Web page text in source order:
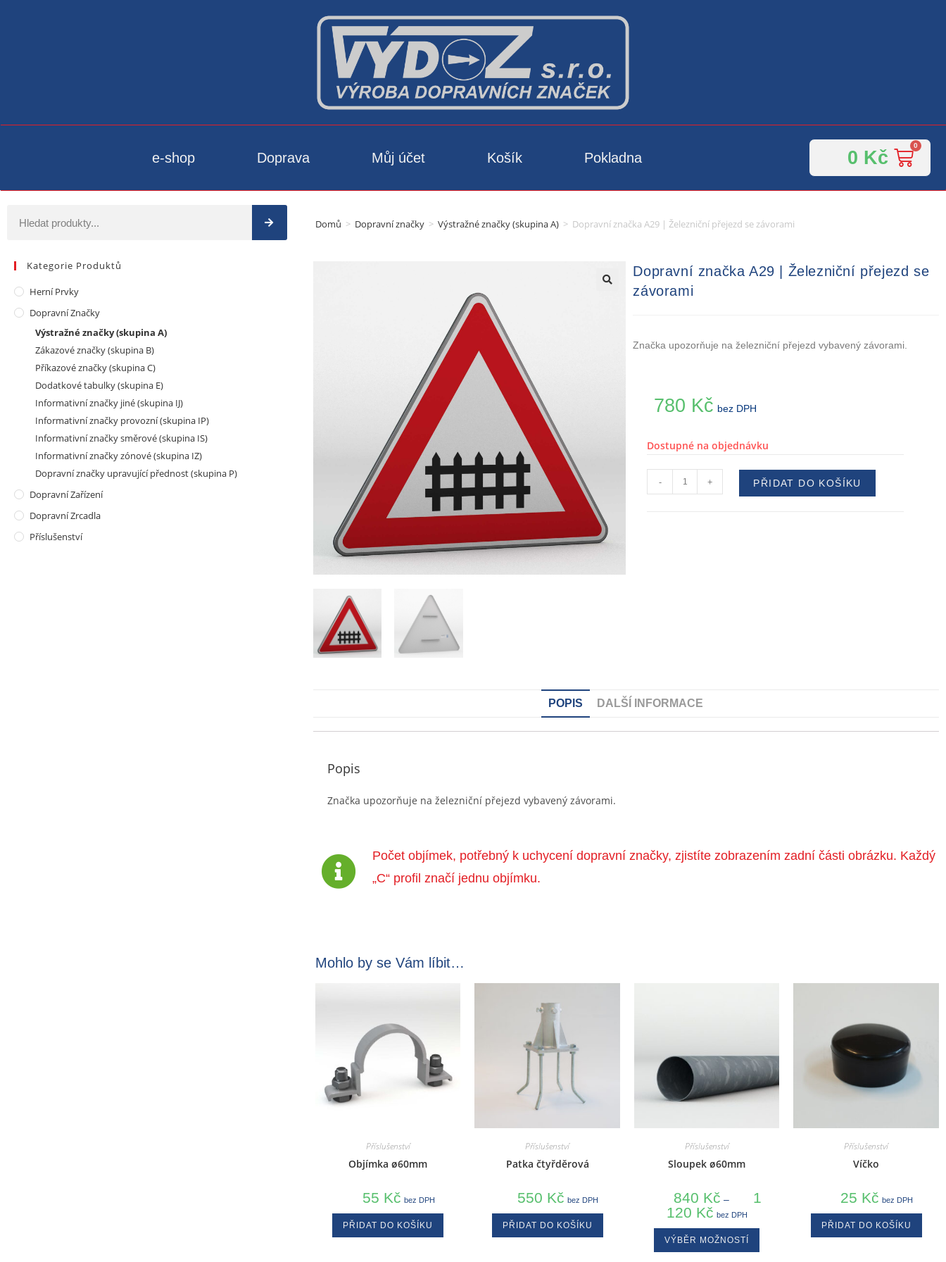
e-shop Doprava Můj účet Košík Pokladna 0 Kč
Domů > Dopravní značky > Výstražné značky (skupina A) > Dopravní značka A29 | Železniční přejezd se závorami
Kategorie Produktů
Herní Prvky
Dopravní Značky
Výstražné značky (skupina A)
Zákazové značky (skupina B)
Příkazové značky (skupina C)
Dodatkové tabulky (skupina E)
Informativní značky jiné (skupina IJ)
Informativní značky provozní (skupina IP)
Informativní značky směrové (skupina IS)
Informativní značky zónové (skupina IZ)
Dopravní značky upravující přednost (skupina P)
Dopravní Zařízení
Dopravní Zrcadla
Příslušenství
Dopravní značka A29 | Železniční přejezd se
závorami
Značka upozorňuje na železniční přejezd vybavený závorami.
780 Kč bez DPH
Dostupné na objednávku
- + PŘIDAT DO KOŠÍKU
POPIS DALŠÍ INFORMACE
Popis
Značka upozorňuje na železniční přejezd vybavený závorami.
Počet objímek, potřebný k uchycení dopravní značky, zjistíte zobrazením zadní části obrázku. Každý
„C“ profil značí jednu objímku.
Mohlo by se Vám líbit…
Příslušenství
Objímka ø60mm
55 Kč bez DPH
PŘIDAT DO KOŠÍKU
Příslušenství
Patka čtyřděrová
550 Kč bez DPH
PŘIDAT DO KOŠÍKU
Příslušenství
Sloupek ø60mm
840 Kč –
1
120 Kč bez DPH
VÝBĚR MOŽNOSTÍ
Příslušenství
Víčko
25 Kč bez DPH
PŘIDAT DO KOŠÍKU